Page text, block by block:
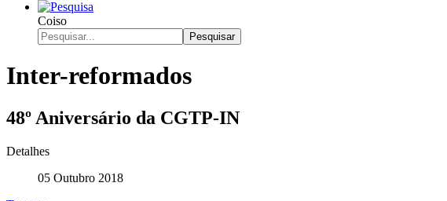
Coiso
Pesquisar
Inter-reformados
48º Aniversário da CGTP-IN
Detalhes
05 Outubro 2018